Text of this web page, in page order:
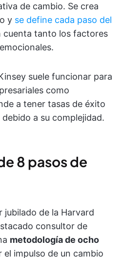
de cambio. Se crea
y se define cada paso del
cuenta tanto los factores
suele funcionar para
como
a tener tasas de éxito
a su complejidad.
8 pasos de
de la Harvard
consultor de
metodología de ocho
el impulso de un cambio